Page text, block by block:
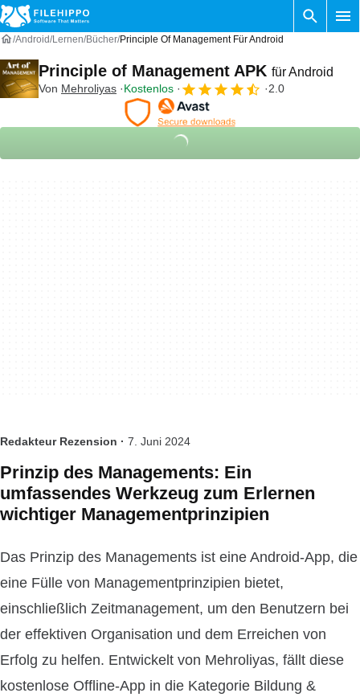
Android Lernen Bücher Principle Of Management Für Android
Principle of Management APK für Android
Von Mehroliyas Kostenlos 2.0
Redakteur Rezension · 7. Juni 2024
Prinzip des Managements: Ein
umfassendes Werkzeug zum Erlernen
wichtiger Managementprinzipien
Das Prinzip des Managements ist eine Android-App, die
eine Fülle von Managementprinzipien bietet,
einschließlich Zeitmanagement, um den Benutzern bei
der effektiven Organisation und dem Erreichen von
Erfolg zu helfen. Entwickelt von Mehroliyas, fällt diese
kostenlose Offline-App in die Kategorie Bildung &